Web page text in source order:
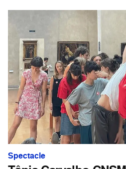
Spectacle